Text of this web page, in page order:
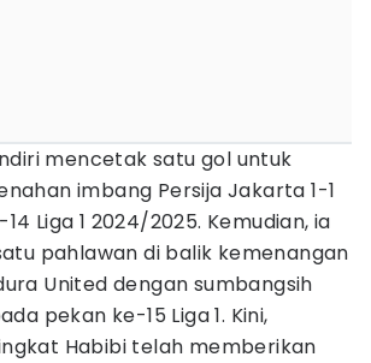
mencetak satu gol untuk
imbang Persija Jakarta 1-1
Liga 1 2024/2025. Kemudian, ia
pahlawan di balik kemenangan
United dengan sumbangsih
pekan ke-15 Liga 1. Kini,
Habibi telah memberikan